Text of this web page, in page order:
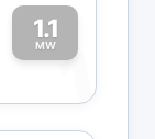
1.1
MW1